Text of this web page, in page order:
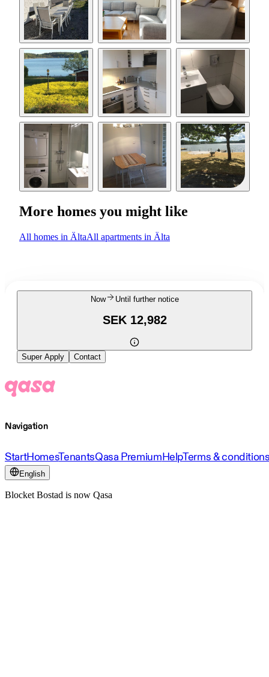
More homes you might like
All homes in ÄltaAll apartments in Älta
Now Until further notice
SEK 12,982
Super Apply Contact
Navigation
StartHomesTenantsQasa PremiumHelpTerms &
English
Blocket Bostad is now Qasa